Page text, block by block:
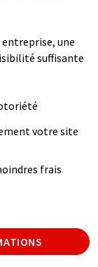
une
suffisante
votre site
frais